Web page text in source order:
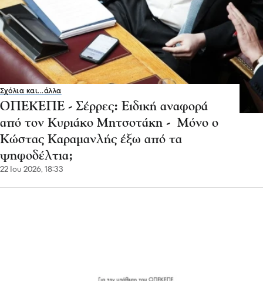
Σχόλια και...άλλα
ΟΠΕΚΕΠΕ - Σέρρες: Ειδική αναφορά
από τον Κυριάκο Μητσοτάκη - Μόνο ο
Κώστας Καραμανλής έξω από τα
ψηφοδέλτια;
22 Ιου 2026, 18:33